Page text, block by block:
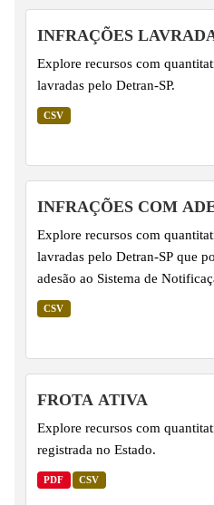
INFRAÇÕES
Explore recursos com
lavradas pelo Detran-SP.
CSV
INFRAÇÕES COM
Explore recursos com
lavradas pelo Detran-SP que
adesão ao Sistema de
CSV
FROTA ATIVA
Explore recursos com
registrada no Estado.
PDF CSV